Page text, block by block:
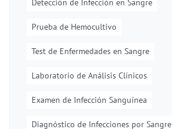
Detección de Infección en Sangre
Prueba de Hemocultivo
Test de Enfermedades en Sangre
Laboratorio de Análisis Clínicos
Examen de Infección Sanguínea
Diagnóstico de Infecciones por Sangre